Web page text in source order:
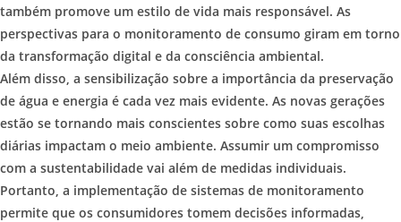
também promove um estilo de vida mais responsável. As
perspectivas para o monitoramento de consumo giram em torno
da transformação digital e da consciência ambiental.
Além disso, a sensibilização sobre a importância da preservação
de água e energia é cada vez mais evidente. As novas gerações
estão se tornando mais conscientes sobre como suas escolhas
diárias impactam o meio ambiente. Assumir um compromisso
com a sustentabilidade vai além de medidas individuais.
Portanto, a implementação de sistemas de monitoramento
permite que os consumidores tomem decisões informadas,